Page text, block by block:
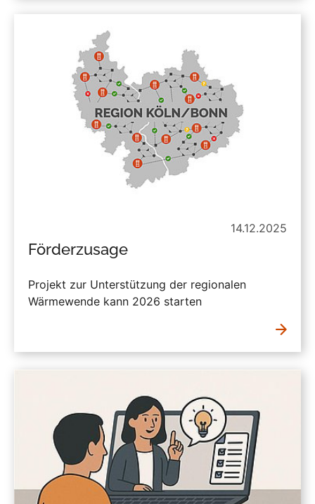
14.12.2025
Förderzusage
Projekt zur Unterstützung der regionalen
Wärmewende kann 2026 starten